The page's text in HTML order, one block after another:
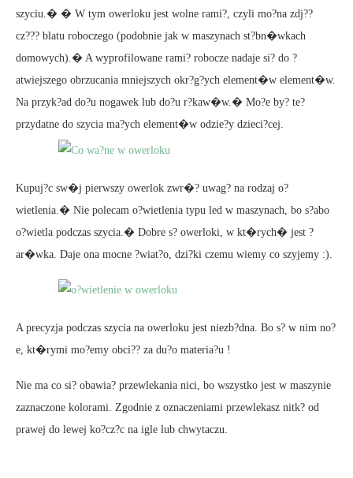
szyciu.� � W tym owerloku jest wolne rami?, czyli mo?na zdj??
cz??? blatu roboczego (podobnie jak w maszynach st?bn�wkach
domowych).� A wyprofilowane rami? robocze nadaje si? do ?
atwiejszego obrzucania mniejszych okr?g?ych element�w element�w.
Na przyk?ad do?u nogawek lub do?u r?kaw�w.� Mo?e by? te?
przydatne do szycia ma?ych element�w odzie?y dzieci?cej.
Kupuj?c sw�j pierwszy owerlok zwr�? uwag? na rodzaj o?
wietlenia.� Nie polecam o?wietlenia typu led w maszynach, bo s?abo
o?wietla podczas szycia.� Dobre s? owerloki, w kt�rych� jest ?
ar�wka. Daje ona mocne ?wiat?o, dzi?ki czemu wiemy co szyjemy :).
A precyzja podczas szycia na owerloku jest niezb?dna. Bo s? w nim no?
e, kt�rymi mo?emy obci?? za du?o materia?u !
Nie ma co si? obawia? przewlekania nici, bo wszystko jest w maszynie
zaznaczone kolorami. Zgodnie z oznaczeniami przewlekasz nitk? od
prawej do lewej ko?cz?c na igle lub chwytaczu.